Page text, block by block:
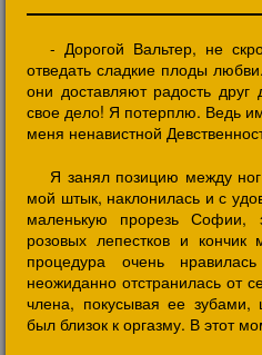
- Дорогой Вальтер, не
отведать сладкие плоды
они доставляют радость
свое дело! Я потерплю. Ведь
меня ненавистной
Я занял позицию между
мой штык, наклонилась и с
маленькую прорезь Софии,
розовых лепестков и кончик
процедура очень
неожиданно отстранилась от
члена, покусывая ее
был близок к оргазму. В этот